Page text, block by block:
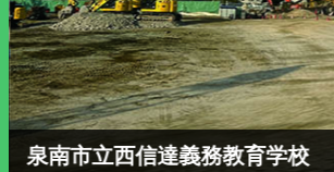
泉南市立西信達義務教育学校